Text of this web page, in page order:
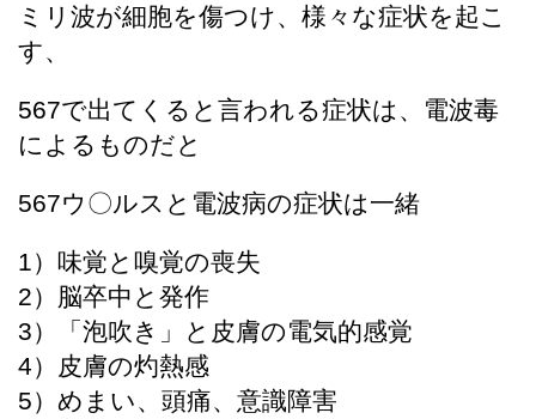
ミリ波が細胞を傷つけ、様々な症状を起こ
す、
567で出てくると言われる症状は、​​電波毒
によるものだと
567ウ〇ルスと電波病の症状は一緒
1）味覚と嗅覚の喪失​
2）​​脳卒中と発作
​3）​「泡吹き」と皮膚の電気的感覚 ​
4）皮膚の灼熱感
5）​めまい、頭痛、意識障害